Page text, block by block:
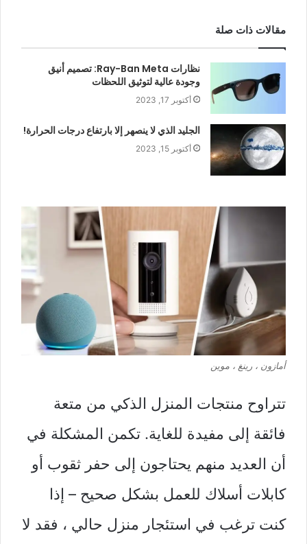
مقالات ذات صلة
نظارات Ray-Ban Meta: تصميم أنيق
وجودة عالية لتوثيق اللحظات
أكتوبر 17, 2023
الجليد الذي لا ينصهر إلا بارتفاع درجات الحرارة!
أكتوبر 15, 2023
أمازون ، رينغ ، موين
تتراوح منتجات المنزل الذكي من متعة
فائقة إلى مفيدة للغاية. تكمن المشكلة في
أن العديد منهم يحتاجون إلى حفر ثقوب أو
كابلات أسلاك للعمل بشكل صحيح – إذا
كنت ترغب في استئجار منزل حالي ، فقد لا